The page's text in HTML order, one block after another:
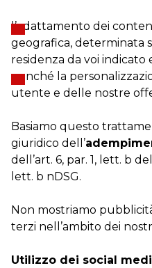
l’adattamento dei
geografica, determinata
residenza da voi indicato
nonché la
utente e delle nostre
Basiamo questo
giuridico dell’
dell’art. 6, par. 1, lett. b
lett. b nDSG.
Non mostriamo
terzi nell’ambito dei
Utilizzo dei social